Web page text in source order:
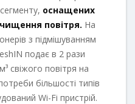
оснащених
повітря. На
з підмішуванням
подає в 2 рази
свіжого повітря на
більшості типів
Wi-Fi пристрій.